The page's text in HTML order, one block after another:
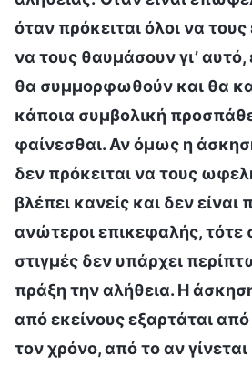
όταν πρόκειται όλοι να
να τους θαυμάσουν γι’ αυτό,
θα συμμορφωθούν και θα
κάποια συμβολική
φαίνεσθαι. Αν όμως η
δεν πρόκειται να τους
βλέπει κανείς και δεν είναι
ανώτεροι επικεφαλής, τότε
στιγμές δεν υπάρχει
πράξη την αλήθεια. Η
από εκείνους εξαρτάται
τον χρόνο, από το αν